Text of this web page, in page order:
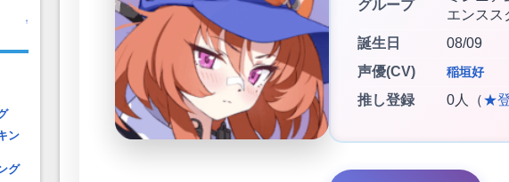
↑
ン
グ
グループ
エンスス
誕生日
08/09
声優(CV)
稲垣好
推し登録 0人（★